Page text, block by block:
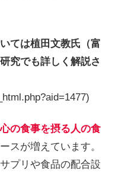
ては植田文教氏（富
究でも詳しく解説さ
の食事を摂る人の食
スが増えています。
プリや食品の配合設